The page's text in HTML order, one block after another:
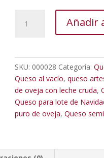
GRANJA
cruda
mini
1
vacío
Añadir
SKU: 000028 Categoría:
Queso al vacío,queso
de oveja con leche cruda,
Queso para lote de
puro de oveja,Queso